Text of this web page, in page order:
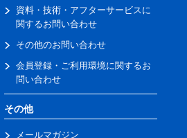
資料・技術・アフターサービスに
関するお問い合わせ
その他のお問い合わせ
会員登録・ご利用環境に関するお
問い合わせ
その他
メールマガジン